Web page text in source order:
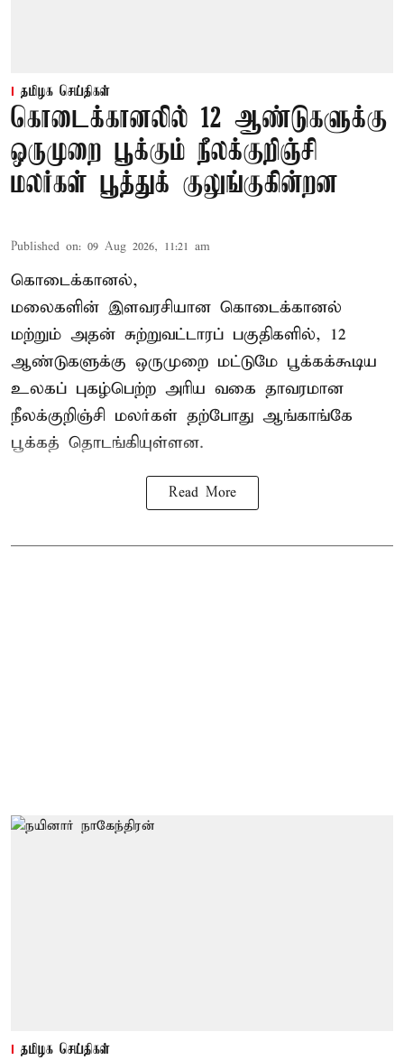
தமிழக செய்திகள்
கொடைக்கானலில் 12 ஆண்டுகளுக்கு
ஒருமுறை பூக்கும் நீலக்குறிஞ்சி
மலர்கள் பூத்துக் குலுங்குகின்றன
Published on: 09 Aug 2026, 11:21 am
கொடைக்கானல்,
மலைகளின் இளவரசியான கொடைக்கானல்
மற்றும் அதன் சுற்றுவட்டாரப் பகுதிகளில், 12
ஆண்டுகளுக்கு ஒருமுறை மட்டுமே பூக்கக்கூடிய
உலகப் புகழ்பெற்ற அரிய வகை தாவரமான
நீலக்குறிஞ்சி மலர்கள் தற்போது ஆங்காங்கே
பூக்கத் தொடங்கியுள்ளன.
Read More
தமிழக செய்திகள்